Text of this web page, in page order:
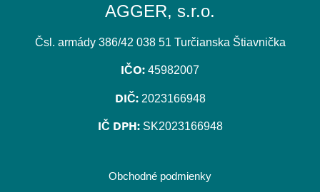
AGGER, s.r.o.
Čsl. armády 386/42 038 51 Turčianska Štiavnička
IČO: 45982007
DIČ: 2023166948
IČ DPH: SK2023166948
Obchodné podmienky